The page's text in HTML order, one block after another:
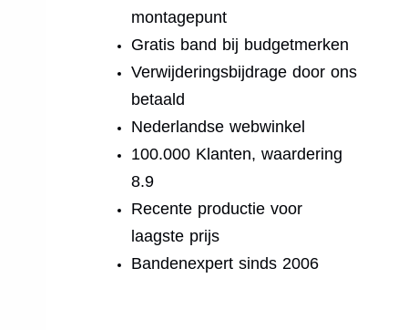
montagepunt
Gratis band bij budgetmerken
Verwijderingsbijdrage door ons
betaald
Nederlandse webwinkel
100.000 Klanten, waardering
8.9
Recente productie voor
laagste prijs
Bandenexpert sinds 2006